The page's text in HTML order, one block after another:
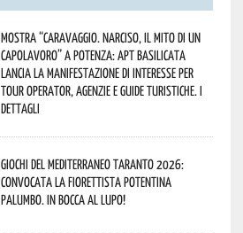
Mostra “Caravaggio. Narciso, il mito di un
capolavoro” a Potenza: APT Basilicata
lancia la manifestazione di interesse per
Tour Operator, Agenzie e Guide Turistiche. I
dettagli
Giochi del Mediterraneo Taranto 2026:
convocata la fiorettista potentina
Palumbo. In bocca al lupo!